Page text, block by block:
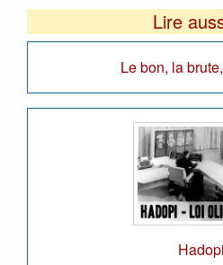
Lire
Le bon, la
Hadopi